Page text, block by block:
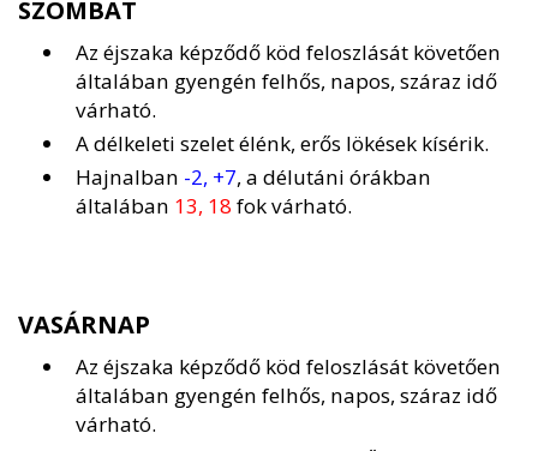
SZOMBAT
Az éjszaka képződő köd feloszlását követően
általában gyengén felhős, napos, száraz idő
várható.
A délkeleti szelet élénk, erős lökések kísérik.
Hajnalban -2, +7, a délutáni órákban
általában 13, 18 fok várható.
VASÁRNAP
Az éjszaka képződő köd feloszlását követően
általában gyengén felhős, napos, száraz idő
várható.